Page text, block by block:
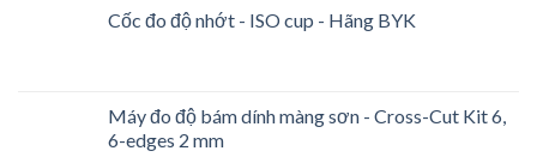
Cốc đo độ nhớt - ISO cup - Hãng BYK
Máy đo độ bám dính màng sơn - Cross-Cut Kit 6,
6-edges 2 mm